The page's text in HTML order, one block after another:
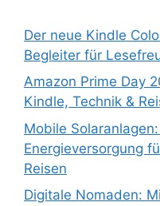
Der neue Kindle
Begleiter für
Amazon Prime Day
Kindle, Technik &
Mobile
Energieversorgung
Reisen
Digitale Nomaden: